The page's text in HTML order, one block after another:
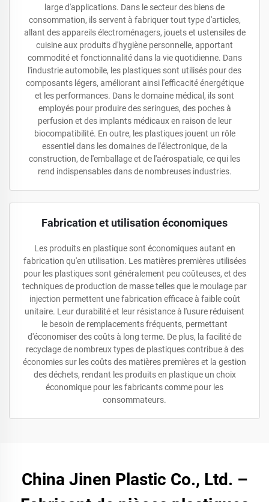
large d'applications. Dans le secteur des biens de
consommation, ils servent à fabriquer tout type d'articles,
allant des appareils électroménagers, jouets et ustensiles de
cuisine aux produits d'hygiène personnelle, apportant
commodité et fonctionnalité dans la vie quotidienne. Dans
l'industrie automobile, les plastiques sont utilisés pour des
composants légers, améliorant ainsi l'efficacité énergétique
et les performances. Dans le domaine médical, ils sont
employés pour produire des seringues, des poches à
perfusion et des implants médicaux en raison de leur
biocompatibilité. En outre, les plastiques jouent un rôle
essentiel dans les domaines de l'électronique, de la
construction, de l'emballage et de l'aérospatiale, ce qui les
rend indispensables dans de nombreuses industries.
Fabrication et utilisation économiques
Les produits en plastique sont économiques autant en
fabrication qu'en utilisation. Les matières premières utilisées
pour les plastiques sont généralement peu coûteuses, et des
techniques de production de masse telles que le moulage par
injection permettent une fabrication efficace à faible coût
unitaire. Leur durabilité et leur résistance à l'usure réduisent
le besoin de remplacements fréquents, permettant
d'économiser des coûts à long terme. De plus, la facilité de
recyclage de nombreux types de plastiques contribue à des
économies sur les coûts des matières premières et la gestion
des déchets, rendant les produits en plastique un choix
économique pour les fabricants comme pour les
consommateurs.
China Jinen Plastic Co., Ltd. –